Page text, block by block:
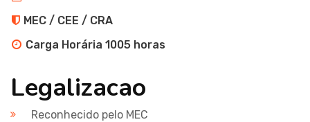
MEC / CEE / CRA
Carga Horária 1005 horas
Legalizacao
Reconhecido pelo MEC